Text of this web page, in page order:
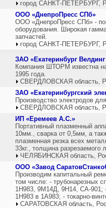
город САНКТ-ПЕТЕРБУРГ,
ООО «ДнепроПресс СПб»
ООО «ДнепроПресс СПб» -
оборудования. Широкая
запчастей.
город САНКТ-ПЕТЕРБУРГ,
ЗАО «Екатеринбург
Компания ШТОРМ известна
1995 года.
СВЕРДЛОВСКАЯ область,
ЗАО «Екатеринбургский
Производство электродов
СВЕРДЛОВСКАЯ область,
ИП «Еремеев А.С.»
Портативный плазменный
10мм., сварка от 0,5мм, а
плазменная резка всех
33кг., толщина
ЧЕЛЯБИНСКАЯ область,
ООО «Завод
Производим капитальный
том числе: - трубонарезных
1Н983, 9М14Д, 9Н14, СА-901;
1Н983 в 1А983; - токарно-
САРАТОВСКАЯ область,